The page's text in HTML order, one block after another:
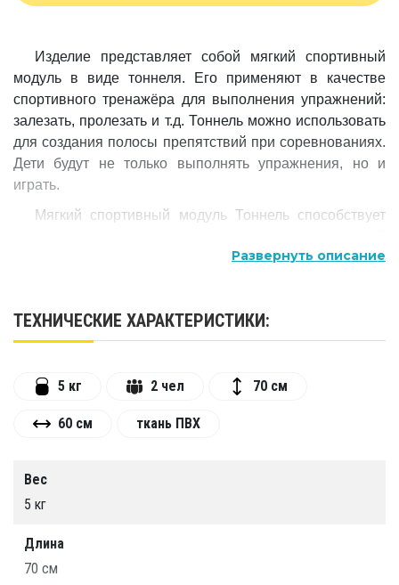
Изделие представляет собой мягкий спортивный
модуль в виде тоннеля. Его применяют в качестве
спортивного тренажёра для выполнения упражнений:
залезать, пролезать и т.д. Тоннель можно использовать
для создания полосы препятствий при соревнованиях.
Дети будут не только выполнять упражнения, но и
играть.
Мягкий спортивный модуль Тоннель способствует
активности, полезен для физического и психического
залов, так и для детских игровых комнат.
Развернуть описание
ТЕХНИЧЕСКИЕ ХАРАКТЕРИСТИКИ:
5 кг 2 чел 70 см
60 см ткань ПВХ
Вес
5 кг
Длина
70 см